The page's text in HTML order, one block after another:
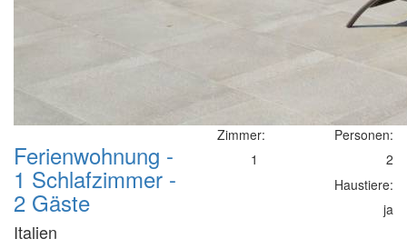
Ferienwohnung -
1 Schlafzimmer -
2 Gäste
Italien
Zimmer:
1
Personen:
2
Haustiere:
ja